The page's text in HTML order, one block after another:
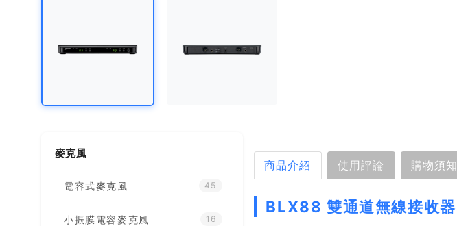
麥克風
電容式麥克風 45
小振膜電容麥克風 16
商品介紹 使用評論 購物須知
BLX88 雙通道無線接收器